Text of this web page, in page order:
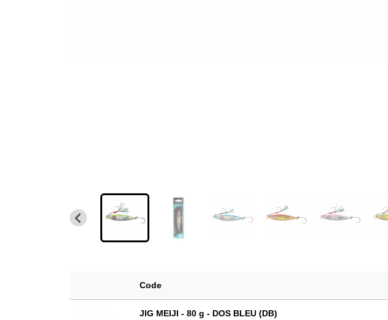
Code
JIG MEIJI - 80 g - DOS BLEU (DB)